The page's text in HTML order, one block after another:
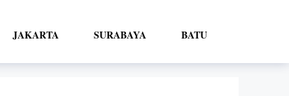
JAKARTA SURABAYA BATU